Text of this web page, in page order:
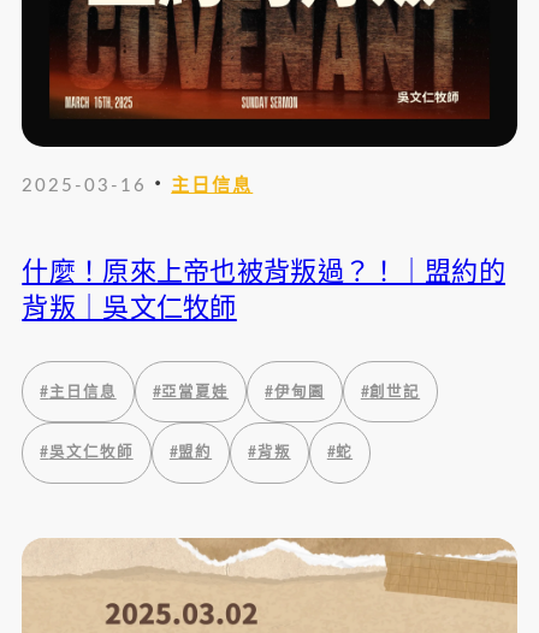
2025-03-16 ・ 主日信息
什麼！原來上帝也被背叛過？！｜盟約的
背叛｜吳文仁牧師
#主日信息 #亞當夏娃 #伊甸園 #創世記
#吳文仁牧師 #盟約 #背叛 #蛇